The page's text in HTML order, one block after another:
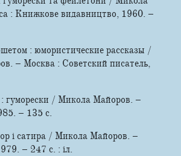
: Книжкове видавництво, 1960. –
: юмористические рассказы /
– Москва : Советский писатель,
: гуморески / Микола Майоров. –
– 135 c.
і сатира / Микола Майоров. –
– 247 с. : іл.